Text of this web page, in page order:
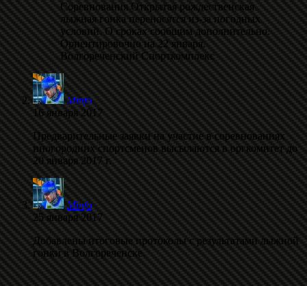
Соревнования Открытая рождественская
лыжная гонка переносятся из-за погодных
условий. О сроках сообщим дополнительно.
Ориентировочно на 22 января.
Волгореченский Спорткомплекс
Minfo
16 января 2017
Предварительные заявки на участие в соревнованиях
иногородних спортсменов высылаются в оргкомитет до
20 января 2017 г.
Minfo
25 января 2017
Добавлены итоговые протоколы с результатами лыжной
гонки в Волгореченске.